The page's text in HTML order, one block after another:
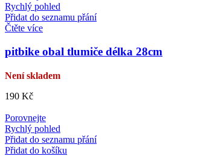
Rychlý pohled
Přidat do seznamu přání
Čtěte více
pitbike obal tlumiče délka 28cm
Není skladem
190 Kč
Porovnejte
Rychlý pohled
Přidat do seznamu přání
Přidat do košíku